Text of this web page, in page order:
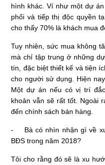
hình khác. Ví như một dự
phối và tiếp thị độc quyền
cho thấy 70% là khách mua
Tuy nhiên, sức mua không
mà chỉ tập trung ở những
tín, đặc biệt thiết kế và tiện
cho người sử dụng. Hiện
Một dự án nếu có vị trí
khoản vẫn sẽ rất tốt. Ngoài
đến chính sách bán hàng.
- Bà có nhìn nhận gì về
BĐS trong năm 2018?
Tôi cho rằng đó sẽ là xu